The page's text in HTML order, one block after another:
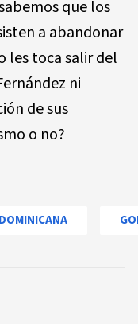
que los
a abandonar
les toca salir del
ni
de sus
o no?